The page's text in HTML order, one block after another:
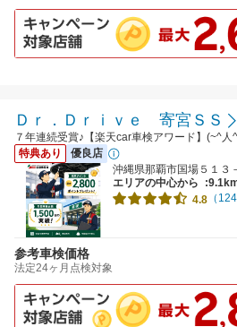
Ｄｒ．Ｄｒｉｖｅ 寄宮ＳＳ
７年連続受賞♪【楽天car車検アワード】(~^人
特典あり
優良店
沖縄県那覇市国場５１３
エリアの中心から
4.8 （
参考車検価格
法定24ヶ月点検対象